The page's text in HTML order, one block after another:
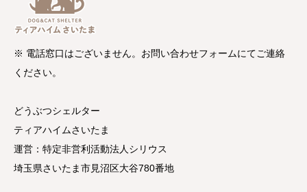
※ 電話窓口はございません。お問い合わせフォームにてご連絡
ください。
どうぶつシェルター
ティアハイムさいたま
運営：特定非営利活動法人シリウス
埼玉県さいたま市見沼区大谷780番地